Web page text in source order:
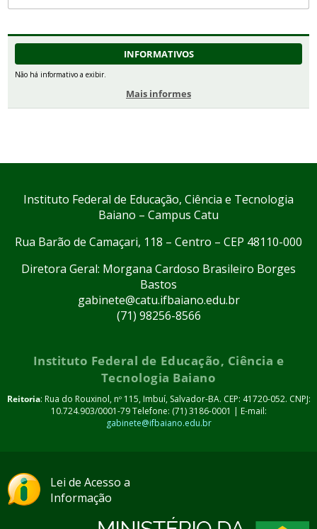
INFORMATIVOS
Não há informativo a exibir.
Mais informes
Instituto Federal de Educação, Ciência e Tecnologia
Baiano – Campus Catu
Rua Barão de Camaçari, 118 – Centro – CEP 48110-000
Diretora Geral: Morgana Cardoso Brasileiro Borges
Bastos
gabinete@catu.ifbaiano.edu.br
(71) 98256-8566
Instituto Federal de Educação, Ciência e
Tecnologia Baiano
Reitoria: Rua do Rouxinol, nº 115, Imbuí, Salvador-BA. CEP: 41720-052. CNPJ:
10.724.903/0001-79 Telefone: (71) 3186-0001 | E-mail:
gabinete@ifbaiano.edu.br
Lei de Acesso a
Informação